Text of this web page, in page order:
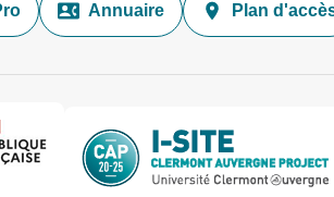
Annuaire Plan